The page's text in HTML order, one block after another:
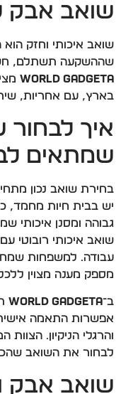
שואב אבק
שואב איכותי וחזק
שההשקעה תשתלם,
World Gadgeta
בארץ, עם אחריות,
איך
שמתאים
בחירת שואב נכון
יש בבית חיות מחמד,
גבוהה ומסנן איכותי
שואב איכותי רובוטי
עבודה. למשפחות
מספק מענה מצוין
ב־World Gadgeta
אפשרות התאמה
והרגלי הניקיון.
לבחור את השואב
שואב אבק